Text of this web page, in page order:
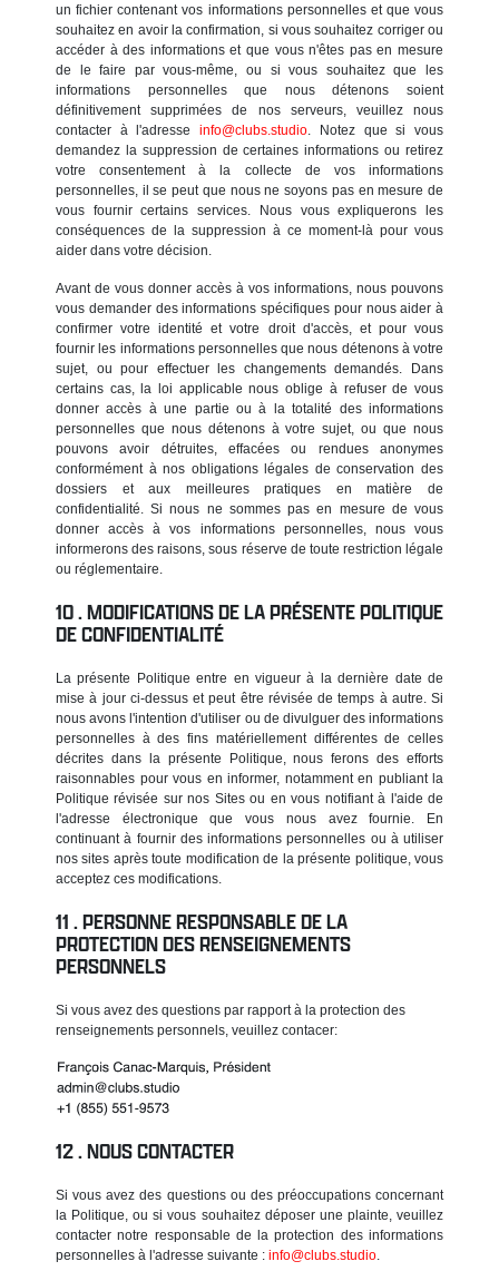
un fichier contenant vos informations personnelles et que vous
souhaitez en avoir la confirmation, si vous souhaitez corriger ou
accéder à des informations et que vous n'êtes pas en mesure
de le faire par vous-même, ou si vous souhaitez que les
informations personnelles que nous détenons soient
définitivement supprimées de nos serveurs, veuillez nous
contacter à l'adresseinfo@clubs.studio. Notez que si vous
demandez la suppression de certaines informations ou retirez
votre consentement à la collecte de vos informations
personnelles, il se peut que nous ne soyons pas en mesure de
vous fournir certains services. Nous vous expliquerons les
conséquences de la suppression à ce moment-là pour vous
aider dans votre décision.
Avant de vous donner accès à vos informations, nous pouvons
vous demander des informations spécifiques pour nous aider à
confirmer votre identité et votre droit d'accès, et pour vous
fournir les informations personnelles que nous détenons à votre
sujet, ou pour effectuer les changements demandés. Dans
certains cas, la loi applicable nous oblige à refuser de vous
donner accès à une partie ou à la totalité des informations
personnelles que nous détenons à votre sujet, ou que nous
pouvons avoir détruites, effacées ou rendues anonymes
conformément à nos obligations légales de conservation des
dossiers et aux meilleures pratiques en matière de
confidentialité. Si nous ne sommes pas en mesure de vous
donner accès à vos informations personnelles, nous vous
informerons des raisons, sous réserve de toute restriction légale
ou réglementaire.
MODIFICATIONS DE LA PRÉSENTE POLITIQUE
DE CONFIDENTIALITÉ
La présente Politique entre en vigueur à la dernière date de
mise à jour ci-dessus et peut être révisée de temps à autre. Si
nous avons l'intention d'utiliser ou de divulguer des informations
personnelles à des fins matériellement différentes de celles
décrites dans la présente Politique, nous ferons des efforts
raisonnables pour vous en informer, notamment en publiant la
Politique révisée sur nos Sites ou en vous notifiant à l'aide de
l'adresse électronique que vous nous avez fournie. En
continuant à fournir des informations personnelles ou à utiliser
nos sites après toute modification de la présente politique, vous
acceptez ces modifications.
PERSONNE RESPONSABLE DE LA
PROTECTION DES RENSEIGNEMENTS
PERSONNELS
Si vous avez des questions par rapport à la protection des
renseignements personnels, veuillez contacer:
NOUS CONTACTER
Si vous avez des questions ou des préoccupations concernant
la Politique, ou si vous souhaitez déposer une plainte, veuillez
contacter notre responsable de la protection des informations
personnelles à l'adresse suivante : info@clubs.studio.